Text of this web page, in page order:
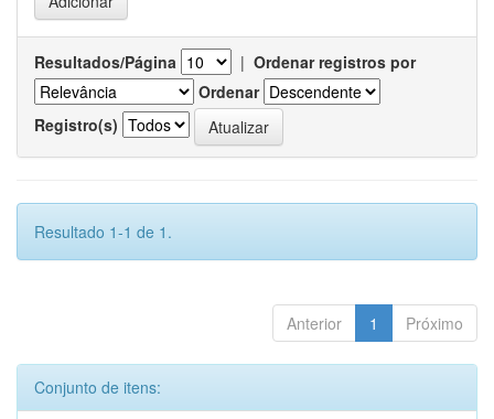
Resultados/Página | Ordenar registros por
Ordenar
Registro(s)
Resultado 1-1 de 1.
Anterior 1 Próximo
Conjunto de itens: